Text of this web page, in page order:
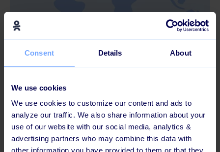
Consent Details About
We use cookies
We use cookies to customize our content and ads to
analyze our traffic. We also share information about your
use of our website with our social media, analytics &
advertising partners who may combine this data with
other information you have provided to them or that they
5 MINUTERS LÄSNING
4 tips för utbildning med en flerspråkig
personalstyrka